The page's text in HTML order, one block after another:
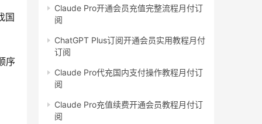
国
序
Claude Pro开通会员充值完整流程月付订
阅
ChatGPT Plus订阅开通会员实用教程月付
订阅
Claude Pro代充国内支付操作教程月付订
阅
Claude Pro充值续费开通会员教程月付订
阅